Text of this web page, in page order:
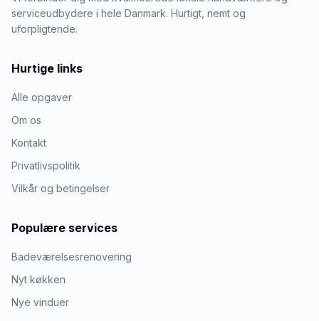
serviceudbydere i hele Danmark. Hurtigt, nemt og
uforpligtende.
Hurtige links
Alle opgaver
Om os
Kontakt
Privatlivspolitik
Vilkår og betingelser
Populære services
Badeværelsesrenovering
Nyt køkken
Nye vinduer